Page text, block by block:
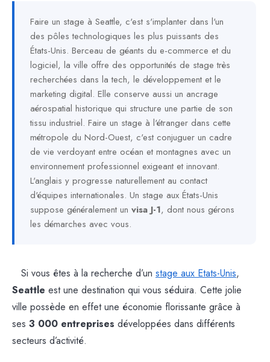
Faire un stage à Seattle, c'est s'implanter dans l'un
des pôles technologiques les plus puissants des
États-Unis. Berceau de géants du e-commerce et du
logiciel, la ville offre des opportunités de stage très
recherchées dans la tech, le développement et le
marketing digital. Elle conserve aussi un ancrage
aérospatial historique qui structure une partie de son
tissu industriel. Faire un stage à l'étranger dans cette
métropole du Nord-Ouest, c'est conjuguer un cadre
de vie verdoyant entre océan et montagnes avec un
environnement professionnel exigeant et innovant.
L'anglais y progresse naturellement au contact
d'équipes internationales. Un stage aux États-Unis
suppose généralement un visa J-1, dont nous gérons
les démarches avec vous.
Si vous êtes à la recherche d’un stage aux Etats-Unis,
Seattle est une destination qui vous séduira. Cette jolie
ville possède en effet une économie florissante grâce à
ses 3 000 entreprises développées dans différents
secteurs d’activité.